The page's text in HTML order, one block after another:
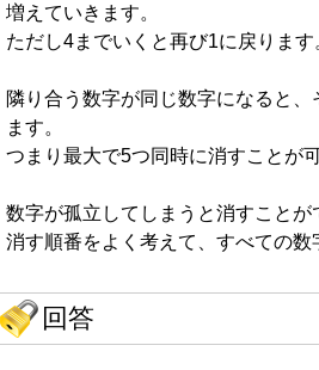
増えていきます。
ただし4までいくと再び1に戻ります
隣り合う数字が同じ数字になると、
ます。
つまり最大で5つ同時に消すことが
数字が孤立してしまうと消すことが
消す順番をよく考えて、すべての数
回答